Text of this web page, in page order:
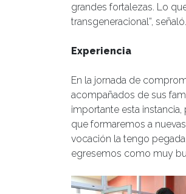
grandes fortalezas. Lo
transgeneracional”, señaló.
Experiencia
En la jornada de
acompañados de sus
importante esta
que formaremos a
vocación la tengo
egresemos como muy